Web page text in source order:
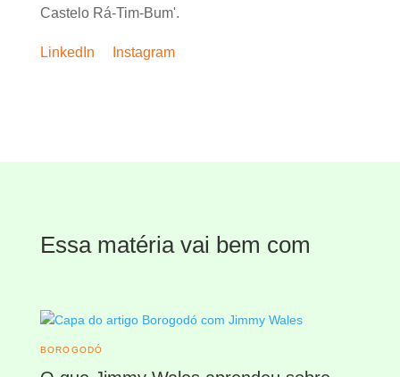
Castelo Rá-Tim-Bum'.
LinkedIn Instagram
Essa matéria vai bem com
BOROGODÓ